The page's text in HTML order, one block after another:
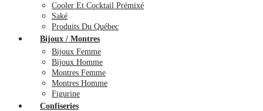
Cooler Et Cocktail Prémixé
Saké
Produits Du Québec
Bijoux / Montres
Bijoux Femme
Bijoux Homme
Montres Femme
Montres Homme
Figurine
Confiseries